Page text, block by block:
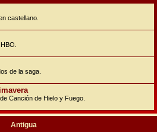
c
castellano.
de la saga.
Canción de Hielo y Fuego.
Antigua